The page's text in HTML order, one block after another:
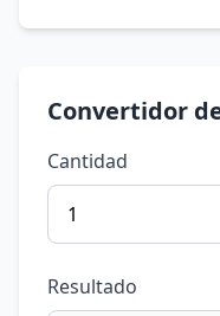
Convertidor de
Cantidad
Resultado